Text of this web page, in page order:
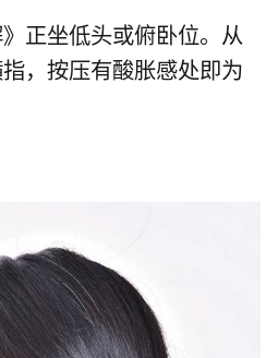
》正坐低头或俯卧位。从
，按压有酸胀感处即为